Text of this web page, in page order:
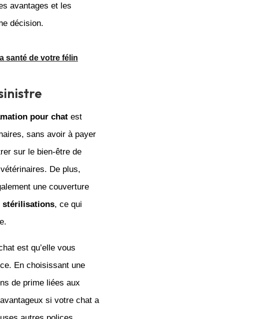
avantages et les
décision.
santé de votre félin
pour chatest
sans avoir à payer
sur le bien-être de
De plus,
une couverture
stérilisations, ce qui
est qu’elle vous
En choisissant une
de prime liées aux
si votre chat a